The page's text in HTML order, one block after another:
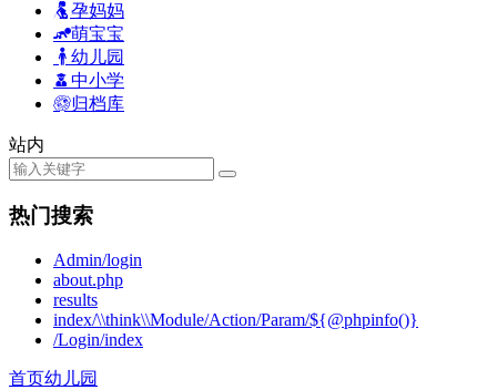
孕妈妈
萌宝宝
幼儿园
中小学
归档库
站内
热门搜索
Admin/login
about.php
results
index/\\think\\Module/Action/Param/${@phpinfo()}
/Login/index
首页幼儿园